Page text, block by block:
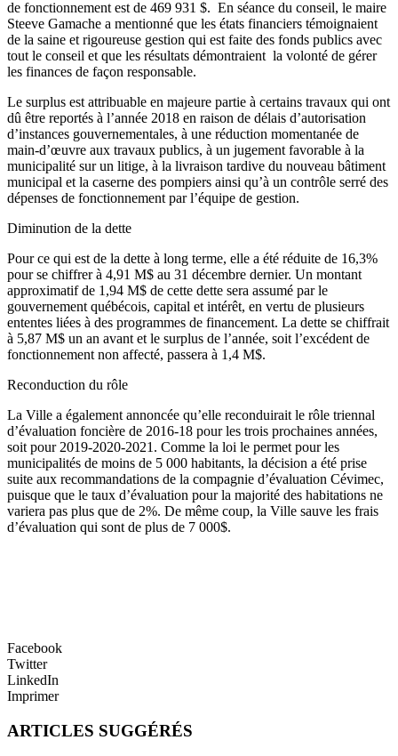
de fonctionnement est de 469 931 $. En séance du conseil, le maire
Steeve Gamache a mentionné que les états financiers témoignaient
de la saine et rigoureuse gestion qui est faite des fonds publics avec
tout le conseil et que les résultats démontraient la volonté de gérer
les finances de façon responsable.
Le surplus est attribuable en majeure partie à certains travaux qui ont
dû être reportés à l’année 2018 en raison de délais d’autorisation
d’instances gouvernementales, à une réduction momentanée de
main-d’œuvre aux travaux publics, à un jugement favorable à la
municipalité sur un litige, à la livraison tardive du nouveau bâtiment
municipal et la caserne des pompiers ainsi qu’à un contrôle serré des
dépenses de fonctionnement par l’équipe de gestion.
Diminution de la dette
Pour ce qui est de la dette à long terme, elle a été réduite de 16,3%
pour se chiffrer à 4,91 M$ au 31 décembre dernier. Un montant
approximatif de 1,94 M$ de cette dette sera assumé par le
gouvernement québécois, capital et intérêt, en vertu de plusieurs
ententes liées à des programmes de financement. La dette se chiffrait
à 5,87 M$ un an avant et le surplus de l’année, soit l’excédent de
fonctionnement non affecté, passera à 1,4 M$.
Reconduction du rôle
La Ville a également annoncée qu’elle reconduirait le rôle triennal
d’évaluation foncière de 2016-18 pour les trois prochaines années,
soit pour 2019-2020-2021. Comme la loi le permet pour les
municipalités de moins de 5 000 habitants, la décision a été prise
suite aux recommandations de la compagnie d’évaluation Cévimec,
puisque que le taux d’évaluation pour la majorité des habitations ne
variera pas plus que de 2%. De même coup, la Ville sauve les frais
d’évaluation qui sont de plus de 7 000$.
Facebook
Twitter
LinkedIn
Imprimer
ARTICLES SUGGÉRÉS